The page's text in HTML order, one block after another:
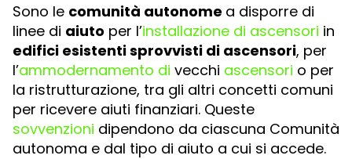
Sono le comunità autonome a disporre di
linee di aiuto per l’installazione di ascensori in
edifici esistenti sprovvisti di ascensori, per
l’ammodernamento di vecchi ascensori o per
la ristrutturazione, tra gli altri concetti comuni
per ricevere aiuti finanziari. Queste
sovvenzioni dipendono da ciascuna Comunità
autonoma e dal tipo di aiuto a cui si accede.